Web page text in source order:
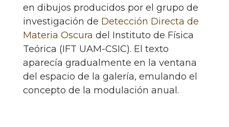
en dibujos producidos por el grupo de
investigación de Detección Directa de
Materia Oscura del Instituto de Física
Teórica (IFT UAM-CSIC). El texto
aparecía gradualmente en la ventana
del espacio de la galería, emulando el
concepto de la modulación anual.